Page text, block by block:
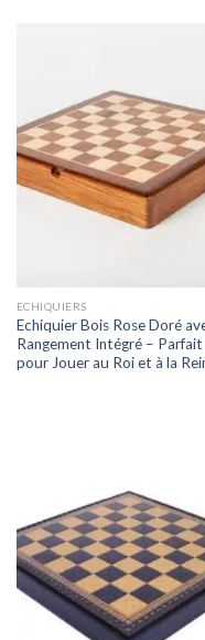
ECHIQUIERS
Echiquier Bois Rose Doré
Rangement Intégré – Parfait
pour Jouer au Roi et à la